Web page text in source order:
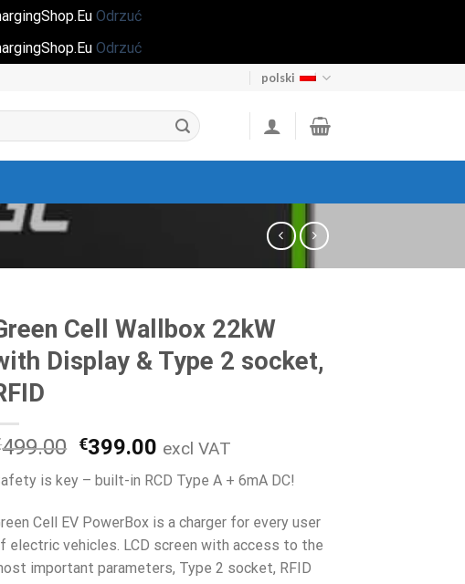
Odrzuć
Odrzuć
polski
Cell Wallbox 22kW
Display & Type 2 socket,
499.00 Pierwotna
cena
wynosiła:
€499.00.
€399.00 Aktualna
cena
wynosi:
€399.00.
excl VAT
is key – built-in RCD Type A + 6mA DC!
Cell EV PowerBox is a charger for every user
electric vehicles. LCD screen with access to the
important parameters, Type 2 socket, RFID